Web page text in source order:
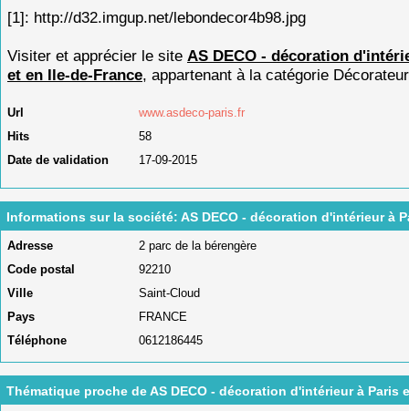
[1]: http://d32.imgup.net/lebondecor4b98.jpg
Visiter et apprécier le site AS DECO - décoration
et en Ile-de-France, appartenant à la catégorie
Url
www.asdeco-paris.fr
Hits
58
Date de validation
17-09-2015
Informations sur la société: AS DECO - décoration d'intérieur à
Adresse
2 parc de la bérengère
Code postal
92210
Ville
Saint-Cloud
Pays
FRANCE
Téléphone
0612186445
Thématique proche de AS DECO - décoration d'intérieur à Paris